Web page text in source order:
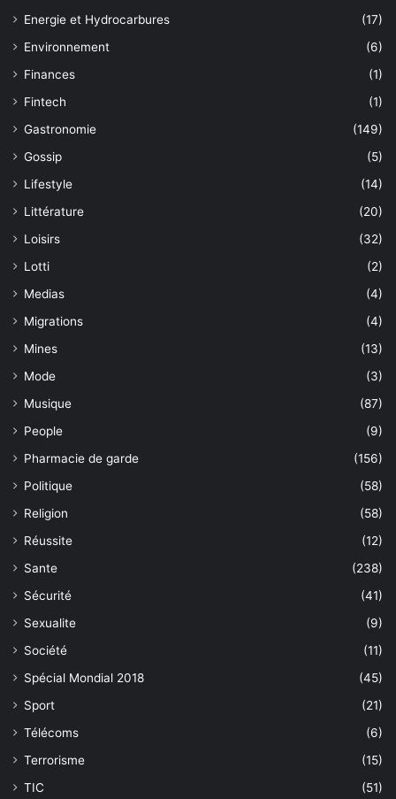
Energie et Hydrocarbures
(17)
Environnement
(6)
Finances
(1)
Fintech
(1)
Gastronomie
(149)
Gossip
(5)
Lifestyle
(14)
Littérature
(20)
Loisirs
(32)
Lotti
(2)
Medias
(4)
Migrations
(4)
Mines
(13)
Mode
(3)
Musique
(87)
People
(9)
Pharmacie de garde
(156)
Politique
(58)
Religion
(58)
Réussite
(12)
Sante
(238)
Sécurité
(41)
Sexualite
(9)
Société
(11)
Spécial Mondial 2018
(45)
Sport
(21)
Télécoms
(6)
Terrorisme
(15)
TIC
(51)